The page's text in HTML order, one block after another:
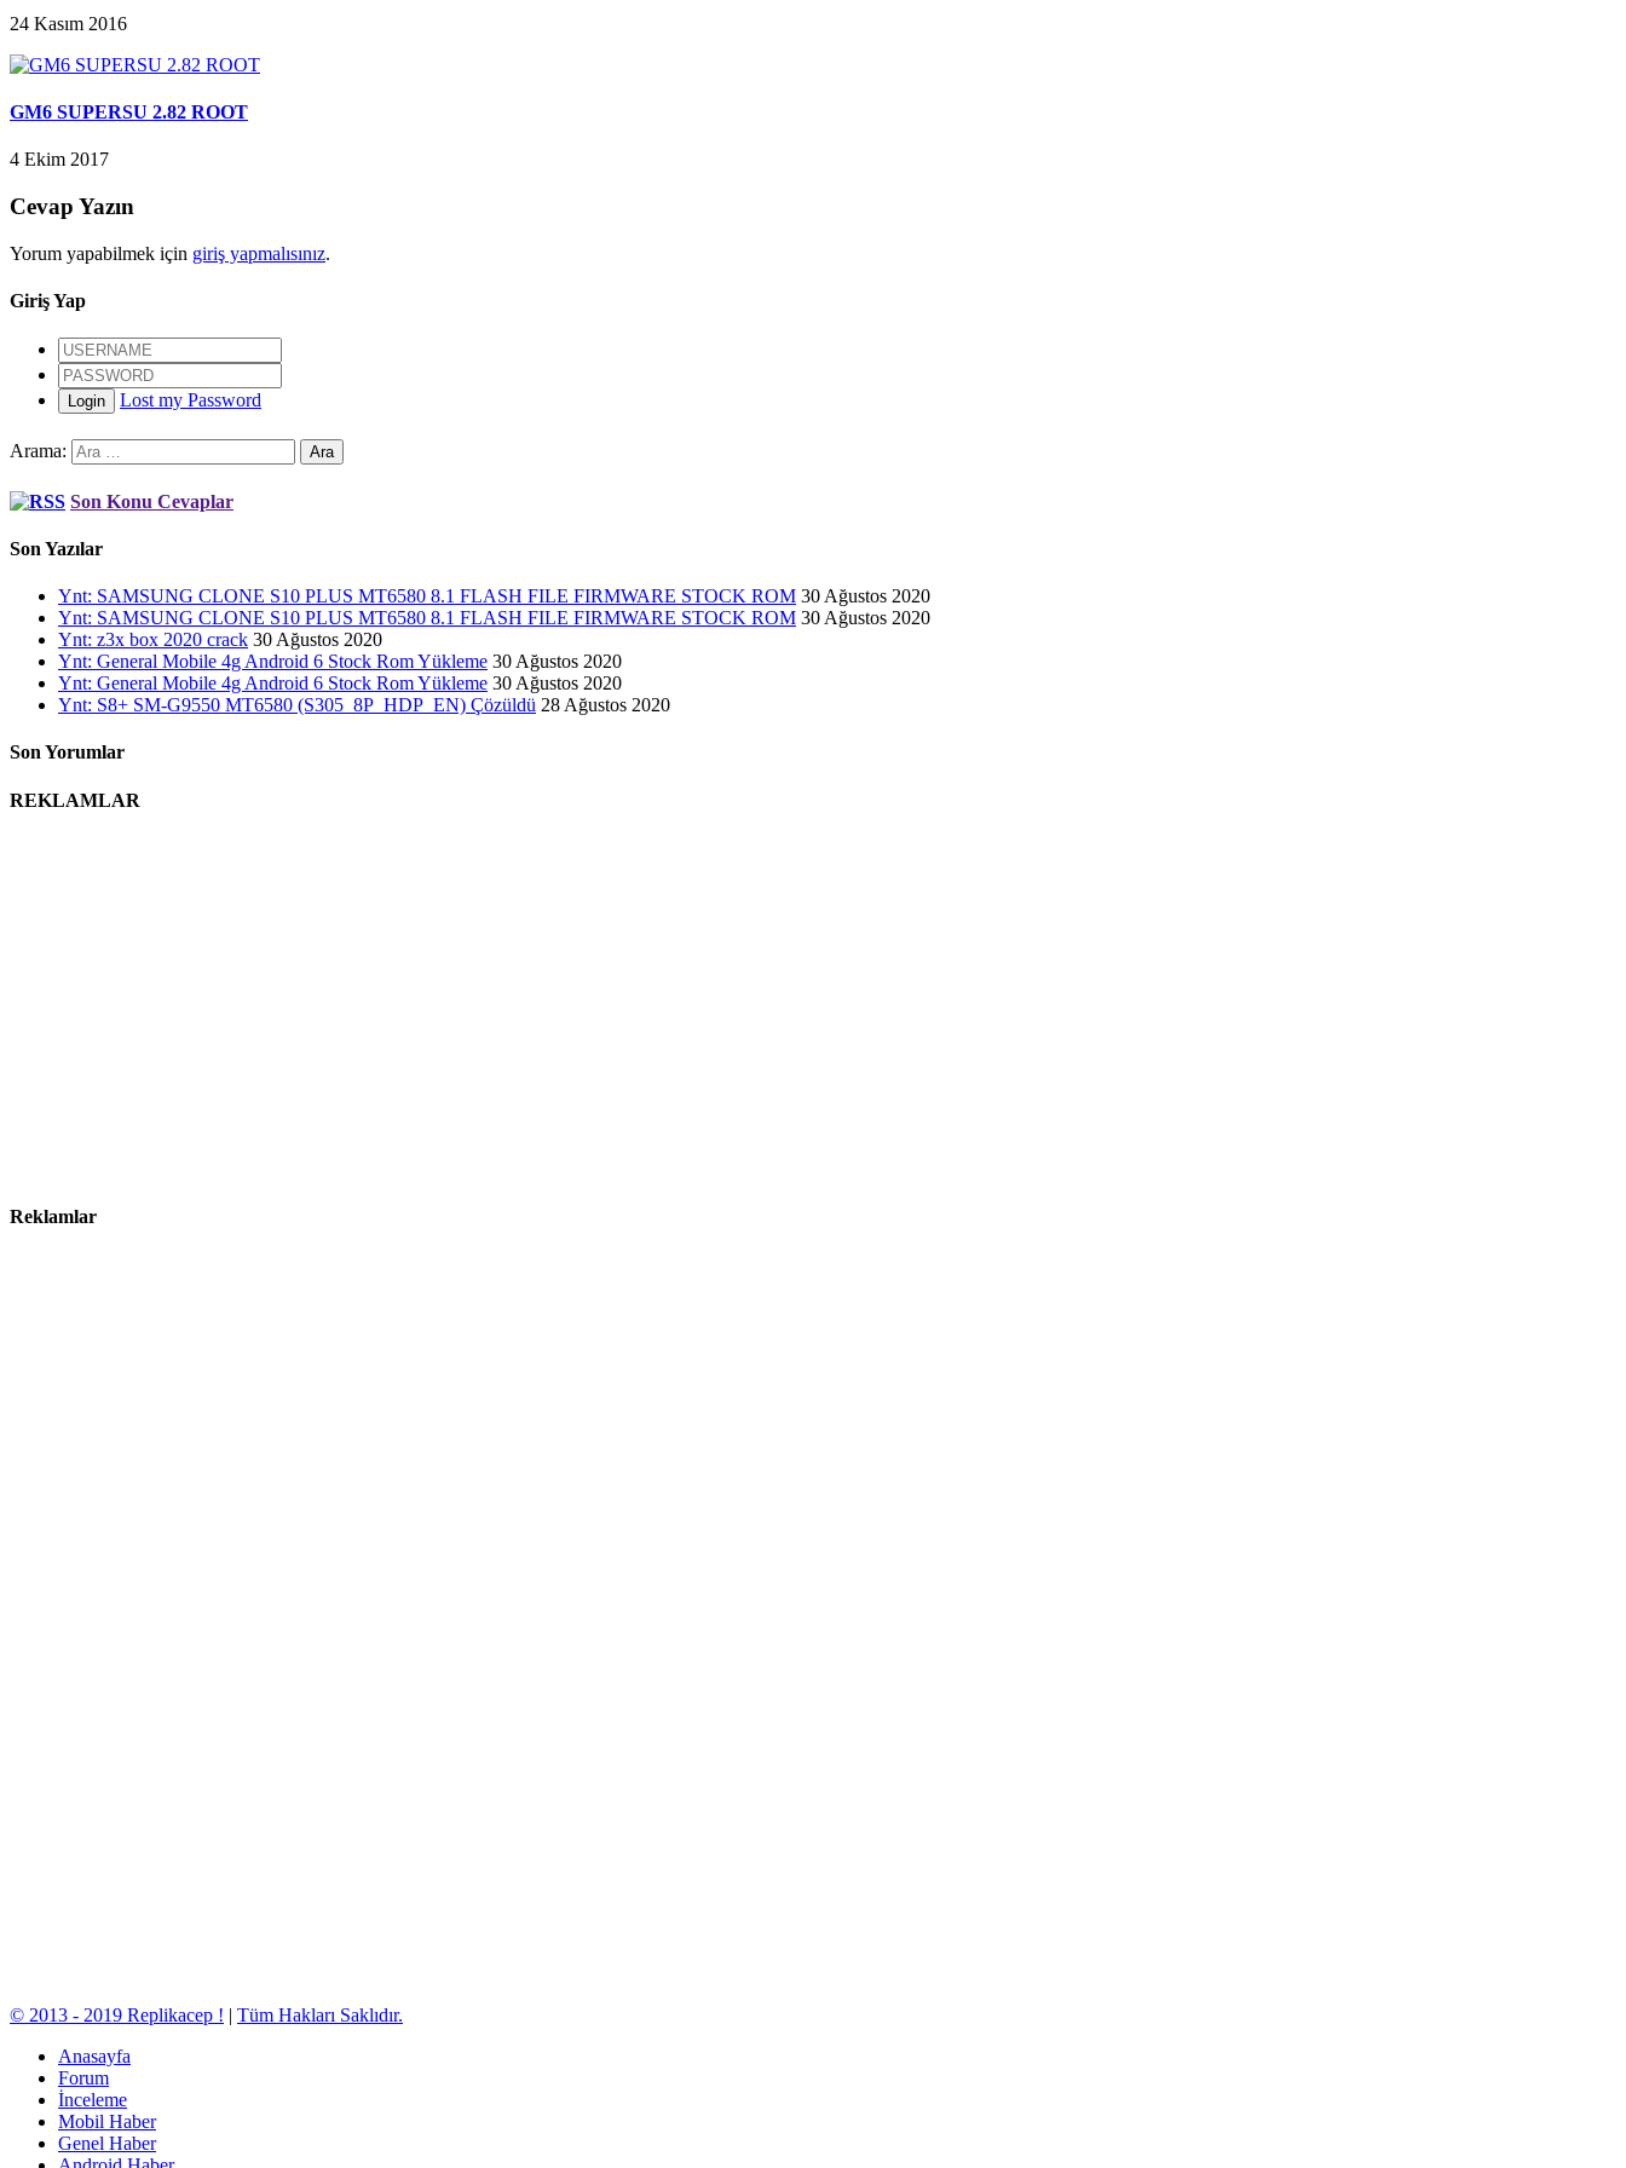
24 Kasım 2016
GM6 SUPERSU 2.82 ROOT
4 Ekim 2017
Cevap Yazın
Yorum yapabilmek için giriş yapmalısınız.
Giriş Yap
Login Lost my Password
Arama:
Son Konu Cevaplar
Son Yazılar
Ynt: SAMSUNG CLONE S10 PLUS MT6580 8.1 FLASH FILE FIRMWARE STOCK ROM 30 Ağustos 2020
Ynt: SAMSUNG CLONE S10 PLUS MT6580 8.1 FLASH FILE FIRMWARE STOCK ROM 30 Ağustos 2020
Ynt: z3x box 2020 crack 30 Ağustos 2020
Ynt: General Mobile 4g Android 6 Stock Rom Yükleme 30 Ağustos 2020
Ynt: General Mobile 4g Android 6 Stock Rom Yükleme 30 Ağustos 2020
Ynt: S8+ SM-G9550 MT6580 (S305_8P_HDP_EN) Çözüldü 28 Ağustos 2020
Son Yorumlar
REKLAMLAR
Reklamlar
© 2013 - 2019 Replikacep ! | Tüm Hakları Saklıdır.
Anasayfa
Forum
İnceleme
Mobil Haber
Genel Haber